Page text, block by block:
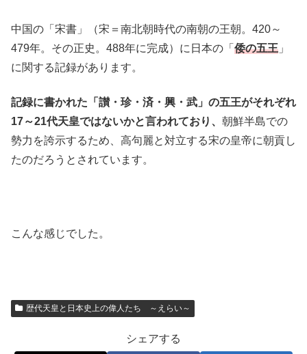
中国の「宋書」（宋＝南北朝時代の南朝の王朝。420～
479年。その正史。488年に完成）に日本の「 倭の五王 」
に関する記録があります。
記録に書かれた「讃・珍・済・興・武」の五王がそれぞれ
17～21代天皇ではないかと言われており、 朝鮮半島での
勢力を誇示するため、高句麗と対立する宋の皇帝に朝貢し
たのだろうとされています。
こんな感じでした。
歴代天皇と日本史上の偉人たち ～えらい～
シェアする